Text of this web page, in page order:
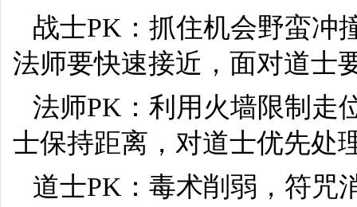
战士PK：抓住机会野蛮冲
法师要快速接近，面对道士
法师PK：利用火墙限制走
士保持距离，对道士优先处
道士PK：毒术削弱，符咒